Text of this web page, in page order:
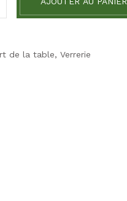
de la table, Verrerie